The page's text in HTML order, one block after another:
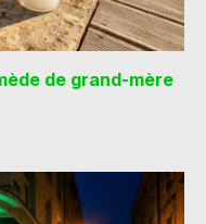
de grand-mère